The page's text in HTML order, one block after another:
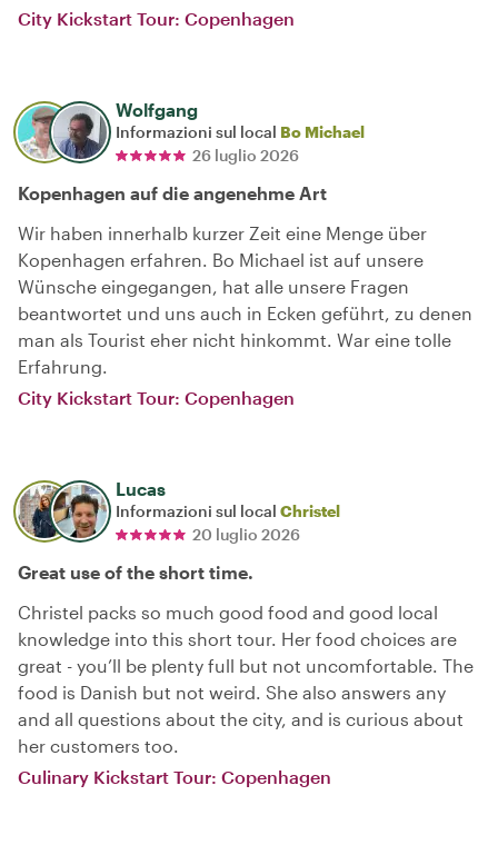
City Kickstart Tour: Copenhagen
Wolfgang
Informazioni sul local Bo Michael
26 luglio 2026
Kopenhagen auf die angenehme Art
Wir haben innerhalb kurzer Zeit eine Menge über
Kopenhagen erfahren. Bo Michael ist auf unsere
Wünsche eingegangen, hat alle unsere Fragen
beantwortet und uns auch in Ecken geführt, zu denen
man als Tourist eher nicht hinkommt. War eine tolle
Erfahrung.
City Kickstart Tour: Copenhagen
Lucas
Informazioni sul local Christel
20 luglio 2026
Great use of the short time.
Christel packs so much good food and good local
knowledge into this short tour. Her food choices are
great - you’ll be plenty full but not uncomfortable. The
food is Danish but not weird. She also answers any
and all questions about the city, and is curious about
her customers too.
Culinary Kickstart Tour: Copenhagen